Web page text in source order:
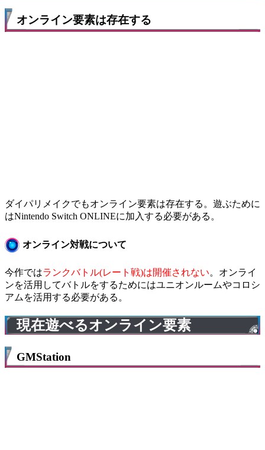
オンライン要素は存在する
ダイパリメイクでもオンライン要素は存在する。遊ぶために
はNintendo Switch ONLINEに加入する必要がある。
オンライン対戦について
今作ではランクバトル(レート戦)は開催されない。オンライ
ンを活用してバトルをするためにはユニオンルームやコロシ
アムを活用する必要がある。
現在遊べるオンライン要素
GMStation